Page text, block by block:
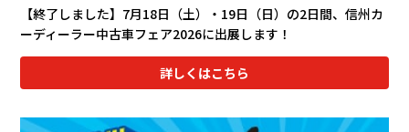
【終了しました】7月18日（土）・19日（日）の2日間、信州カ
ーディーラー中古車フェア2026に出展します！
詳しくはこちら